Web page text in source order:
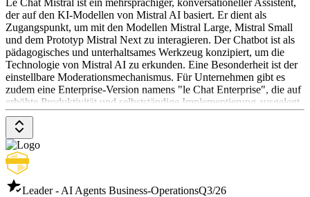
der auf den KI-Modellen von Mistral AI basiert. Er dient als
Zugangspunkt, um mit den Modellen Mistral Large, Mistral Small
und dem Prototyp Mistral Next zu interagieren. Der Chatbot ist als
pädagogisches und unterhaltsames Werkzeug konzipiert, um die
Technologie von Mistral AI zu erkunden. Eine Besonderheit ist der
einstellbare Moderationsmechanismus. Für Unternehmen gibt es
zudem eine Enterprise-Version namens "le Chat Enterprise", die auf
erhöhte Produktivität und selbstständige Implementierung ausgelegt
ist. Der Chatbot ist derzeit in der Beta-Phase und kann nicht auf das
Internet zugreifen, was zu ungenauen oder veralteten Informationen
führen kann.
Leader - AI Agents Business-OperationsQ3/26